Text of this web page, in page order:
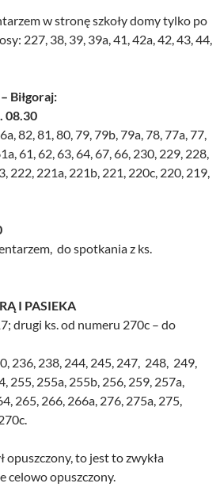
w stronę szkoły domy tylko po
227, 38, 39, 39a, 41, 42a, 42, 43, 44,
Biłgoraj:
08.30
82, 81, 80, 79, 79b, 79a, 78, 77a, 77,
61, 62, 63, 64, 67, 66, 230, 229, 228,
222, 221a, 221b, 221, 220c, 220, 219,
do spotkania z ks.
I PASIEKA
drugi ks. od numeru 270c – do
236, 238, 244, 245, 247, 248, 249,
255, 255a, 255b, 256, 259, 257a,
265, 266, 266a, 276, 275a, 275,
opuszczony, to jest to zwykła
celowo opuszczony.